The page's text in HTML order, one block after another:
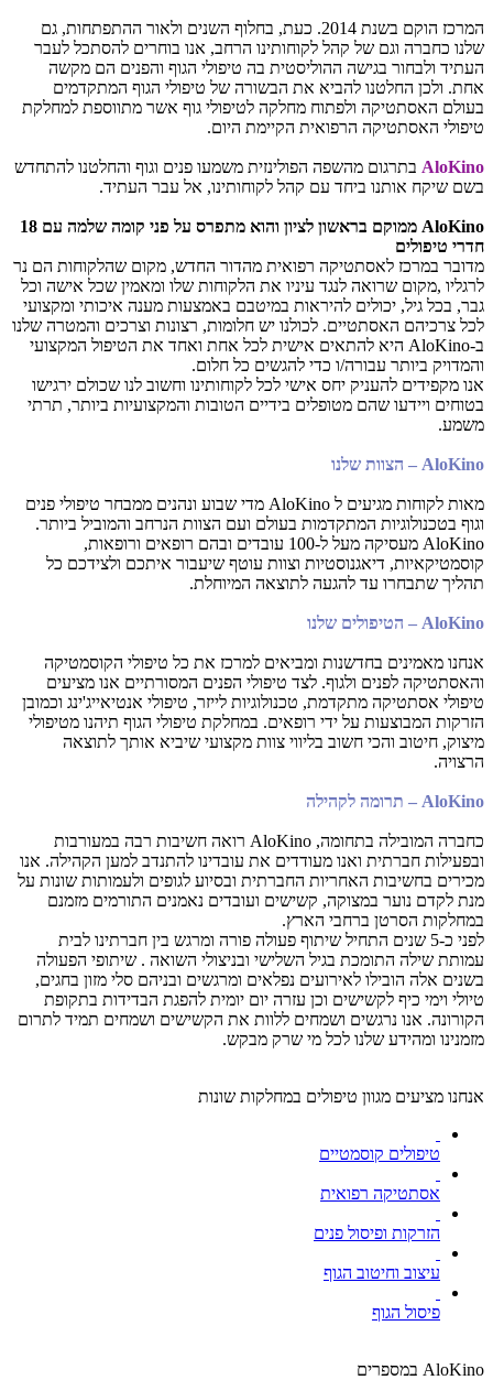
המרכז הוקם בשנת 2014. כעת, בחלוף השנים ולאור ההתפתחות, גם
שלנו כחברה וגם של קהל לקוחותינו הרחב, אנו בוחרים להסתכל לעבר
העתיד ולבחור בגישה ההוליסטית בה טיפולי הגוף והפנים הם מקשה
אחת. ולכן החלטנו להביא את הבשורה של טיפולי הגוף המתקדמים
בעולם האסתטיקה ולפתוח מחלקה לטיפולי גוף אשר מתווספת למחלקת
טיפולי האסתטיקה הרפואית הקיימת היום.
AloKino בתרגום מהשפה הפולינזית משמעו פנים וגוף והחלטנו להתחדש
בשם שיקח אותנו ביחד עם קהל לקוחותינו, אל עבר העתיד.
AloKino ממוקם בראשון לציון והוא מתפרס על פני קומה שלמה עם 18
חדרי טיפולים
מדובר במרכז לאסתטיקה רפואית מהדור החדש, מקום שהלקוחות הם נר
לרגליו ,מקום שרואה לנגד עיניו את הלקוחות שלו ומאמין שכל אישה וכל
גבר, בכל גיל, יכולים להיראות במיטבם באמצעות מענה איכותי ומקצועי
לכל צרכיהם האסתטיים. לכולנו יש חלומות, רצונות וצרכים והמטרה שלנו
ב-AloKino
היא להתאים אישית לכל אחת ואחד את הטיפול המקצועי
והמדויק ביותר עבורה/ו כדי להגשים כל חלום.
אנו מקפידים להעניק יחס אישי לכל לקוחותינו וחשוב לנו שכולם ירגישו
בטוחים ויידעו שהם מטופלים בידיים הטובות והמקצועיות ביותר, תרתי
משמע.
AloKino – הצוות שלנו
מאות לקוחות מגיעים ל AloKino
מדי שבוע ונהנים ממבחר טיפולי פנים
וגוף בטכנולוגיות המתקדמות בעולם ועם הצוות הנרחב והמוביל ביותר.
AloKino
מעסיקה מעל ל-100 עובדים ובהם רופאים ורופאות,
קוסמטיקאיות, דיאגנוסטיות וצוות עוטף שיעבור איתכם ולצידכם כל
תהליך שתבחרו עד להגעה לתוצאה המיוחלת.
AloKino – הטיפולים שלנו
אנחנו מאמינים בחדשנות ומביאים למרכז את כל טיפולי הקוסמטיקה
והאסתטיקה לפנים ולגוף. לצד טיפולי הפנים המסורתיים אנו מציעים
טיפולי אסתטיקה מתקדמת, טכנולוגיות לייזר, טיפולי אנטיאייג'ינג וכמובן
הזרקות המבוצעות על ידי רופאים. במחלקת טיפולי הגוף תיהנו מטיפולי
מיצוק, חיטוב והכי חשוב בליווי צוות מקצועי שיביא אותך לתוצאה
הרצויה.
AloKino – תרומה לקהילה
כחברה המובילה בתחומה, AloKino רואה חשיבות רבה במעורבות
ובפעילות חברתית ואנו מעודדים את עובדינו להתנדב למען הקהילה. אנו
מכירים בחשיבות האחריות החברתית ובסיוע לגופים ולעמותות שונות על
מנת לקדם נוער במצוקה, קשישים ועובדים נאמנים התורמים מזמנם
במחלקות הסרטן ברחבי הארץ.
לפני כ-5 שנים התחיל שיתוף פעולה פורה ומרגש בין חברתינו לבית
עמותת שילה התומכת בגיל השלישי ובניצולי השואה . שיתופי הפעולה
בשנים אלה הובילו לאירועים נפלאים ומרגשים ובניהם סלי מזון בחגים,
טיולי וימי כיף לקשישים וכן עזרה יום יומית להפגת הבדידות בתקופת
הקורונה. אנו נרגשים ושמחים ללוות את הקשישים ושמחים תמיד לתרום
מזמנינו ומהידע שלנו לכל מי שרק מבקש.
אנחנו מציעים מגוון טיפולים במחלקות שונות
טיפולים קוסמטיים
אסתטיקה רפואית
הזרקות ופיסול פנים
עיצוב וחיטוב הגוף
פיסול הגוף
AloKino במספרים